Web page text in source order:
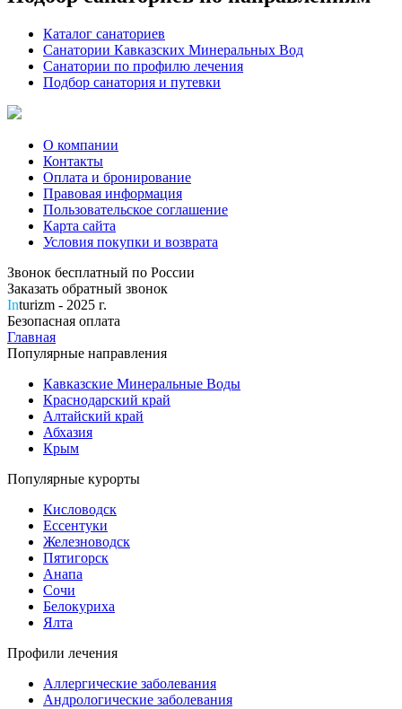
Каталог санаториев
Санатории Кавказских Минеральных Вод
Санатории по профилю лечения
Подбор санатория и путевки
О компании
Контакты
Оплата и бронирование
Правовая информация
Пользовательское соглашение
Карта сайта
Условия покупки и возврата
Звонок бесплатный по России
Заказать обратный звонок
Inturizm - 2025 г.
Безопасная оплата
Главная
Популярные направления
Кавказские Минеральные Воды
Краснодарский край
Алтайский край
Абхазия
Крым
Популярные курорты
Кисловодск
Ессентуки
Железноводск
Пятигорск
Анапа
Сочи
Белокуриха
Ялта
Профили лечения
Аллергические заболевания
Андрологические заболевания